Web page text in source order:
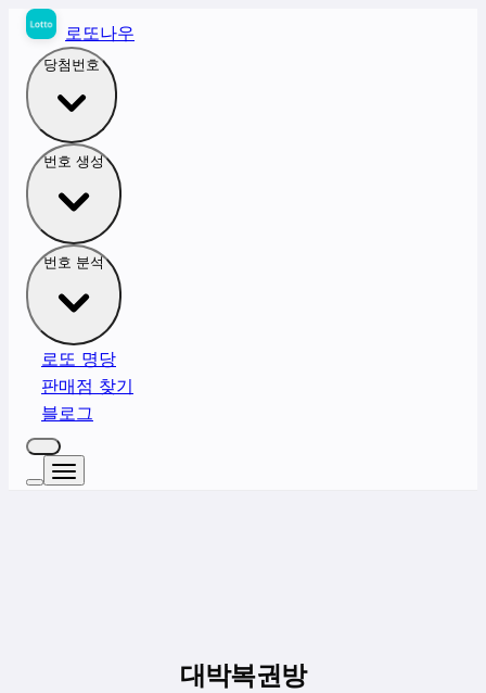
로또나우
당첨번호
번호 생성
번호 분석
로또 명당
판매점 찾기
블로그
대박복권방